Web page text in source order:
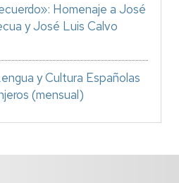
Homenaje a José
y José Luis Calvo
y Cultura Españolas
(mensual)